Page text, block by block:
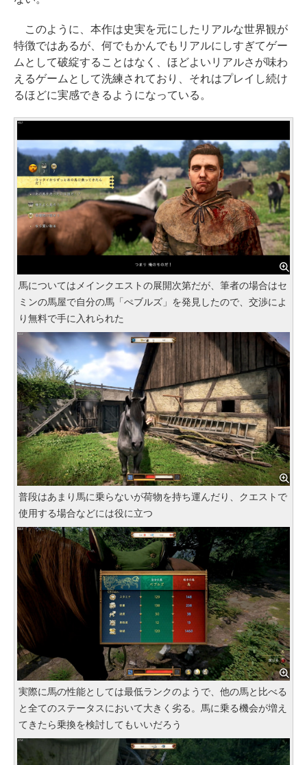
このように、本作は史実を元にしたリアルな世界観が
特徴ではあるが、何でもかんでもリアルにしすぎてゲー
ムとして破綻することはなく、ほどよいリアルさが味わ
えるゲームとして洗練されており、それはプレイし続け
るほどに実感できるようになっている。
馬についてはメインクエストの展開次第だが、筆者の場合はセ
ミンの馬屋で自分の馬「ぺブルズ」を発見したので、交渉によ
り無料で手に入れられた
普段はあまり馬に乗らないが荷物を持ち運んだり、クエストで
使用する場合などには役に立つ
実際に馬の性能としては最低ランクのようで、他の馬と比べる
と全てのステータスにおいて大きく劣る。馬に乗る機会が増え
てきたら乗換を検討してもいいだろう